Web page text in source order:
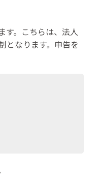
す。こちらは、法人
となります。申告を